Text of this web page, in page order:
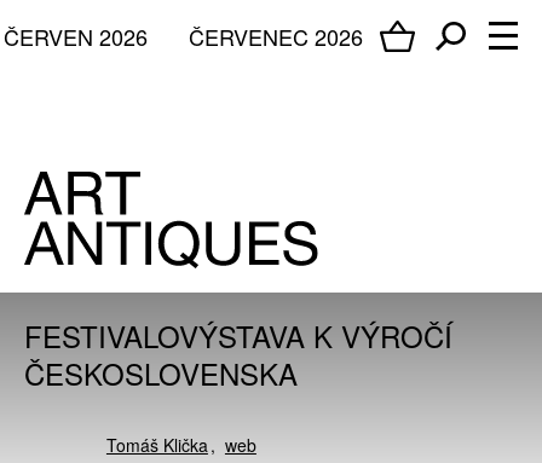
ČERVENEC 2026
ČERVEN 2026
FESTIVALOVÝSTAVA K VÝROČÍ
ČESKOSLOVENSKA
Tomáš Klička web